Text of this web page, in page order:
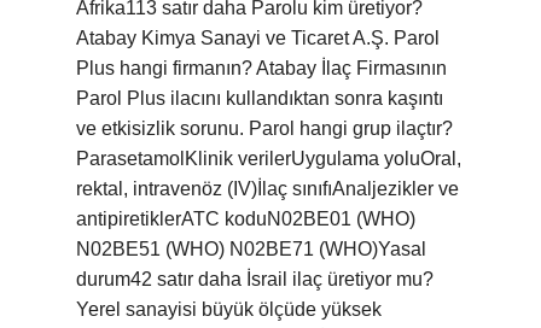
Afrika113 satır daha Parolu kim üretiyor?
Atabay Kimya Sanayi ve Ticaret A.Ş. Parol
Plus hangi firmanın? Atabay İlaç Firmasının
Parol Plus ilacını kullandıktan sonra kaşıntı
ve etkisizlik sorunu. Parol hangi grup ilaçtır?
ParasetamolKlinik verilerUygulama yoluOral,
rektal, intravenöz (IV)İlaç sınıfıAnaljezikler ve
antipiretiklerATC koduN02BE01 (WHO)
N02BE51 (WHO) N02BE71 (WHO)Yasal
durum42 satır daha İsrail ilaç üretiyor mu?
Yerel sanayisi büyük ölçüde yüksek